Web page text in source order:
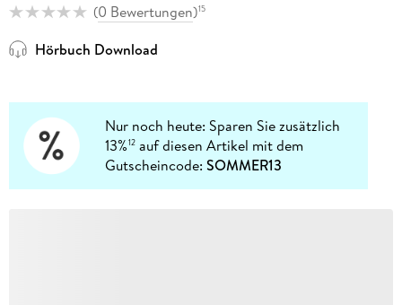
(0 Bewertungen)15
Hörbuch Download
Nur noch heute: Sparen Sie zusätzlich
13%12 auf diesen Artikel mit dem
Gutscheincode:SOMMER13